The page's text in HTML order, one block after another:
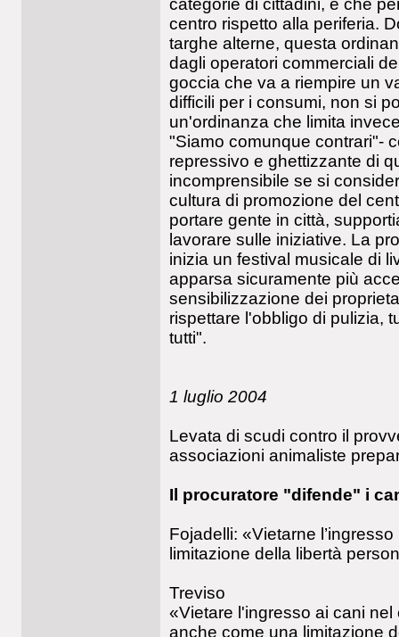
categorie di cittadini, e che
centro rispetto alla periferia.
targhe alterne, questa
dagli operatori commerciali
goccia che va a riempire un
difficili per i consumi, non si
un'ordinanza che limita
"Siamo comunque contrari"-
repressivo e ghettizzante di
incomprensibile se si
cultura di promozione del
portare gente in città,
lavorare sulle iniziative. La
inizia un festival musicale di
apparsa sicuramente più
sensibilizzazione dei
rispettare l'obbligo di pulizia,
tutti".
1 luglio 2004
Levata di scudi contro il
associazioni animaliste
Il procuratore "difende" i
Fojadelli: «Vietarne
limitazione della libertà
Treviso
«Vietare l'ingresso ai cani
anche come una limitazione